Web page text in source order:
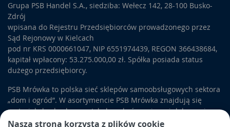
Nasza strona korzysta z plików cookie
Grupa PSB Handel S.A., siedziba: Wełecz 142, 28-100 Busko-
Zdrój
wpisana do Rejestru Przedsiębiorców prowadzonego przez
Sąd Rejonowy w Kielcach
pod nr KRS 0000661047, NIP 6551974439, REGON 366438684,
kapitał wpłacony: 53.275.000,00 zł. Spółka posiada status
dużego przedsiębiorcy.
PSB Mrówka to polska sieć sklepów samoobsługowych sektora
„dom i ogród”. W asortymencie PSB Mrówka znajdują się
materiały budowlane, artykuły wykończeniowe i dekoracyjne,
wyposażenie łazienek i kuchni, elektronarzędzia, a także